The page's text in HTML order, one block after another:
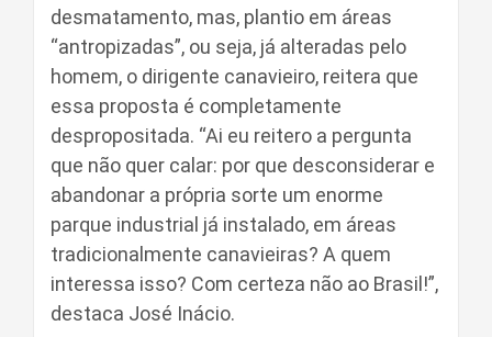
desmatamento, mas, plantio em áreas
“antropizadas”, ou seja, já alteradas pelo
homem, o dirigente canavieiro, reitera que
essa proposta é completamente
despropositada. “Ai eu reitero a pergunta
que não quer calar: por que desconsiderar e
abandonar a própria sorte um enorme
parque industrial já instalado, em áreas
tradicionalmente canavieiras? A quem
interessa isso? Com certeza não ao Brasil!”,
destaca José Inácio.